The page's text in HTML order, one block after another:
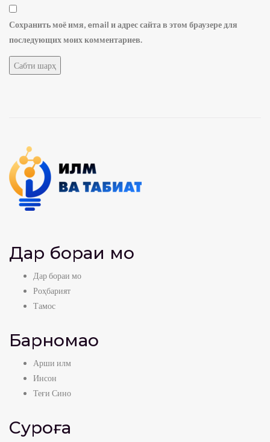
Сохранить моё имя, email и адрес сайта в этом браузере для
последующих моих комментариев.
Дар бораи мо
Дар бораи мо
Роҳбарият
Тамос
Барномаҳо
Арши илм
Инсон
Теғи Сино
Суроға